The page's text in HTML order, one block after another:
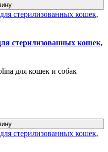
стерилизованных кошек,
для кошек и собак